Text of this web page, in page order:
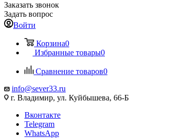
Заказать звонок
Задать вопрос
Войти
Корзина0
Избранные товары0
Сравнение товаров0
info@sever33.ru
г. Владимир, ул. Куйбышева, 66-Б
Вконтакте
Telegram
WhatsApp